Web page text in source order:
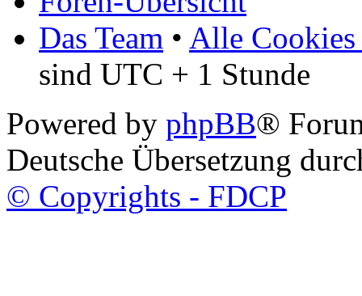
Das Team • Alle Cookies
sind UTC + 1 Stunde
Powered by phpBB®
Deutsche Übersetzung
© Copyrights - FDCP